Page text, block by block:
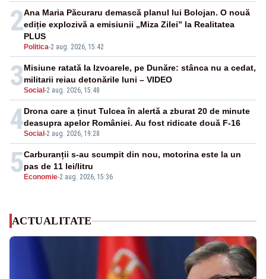
2
Politica-2 aug. 2026, 15:42
Ana Maria Păcuraru demască planul lui Bolojan. O nouă
ediție explozivă a emisiunii „Miza Zilei” la Realitatea
PLUS
3Social -2 aug. 2026, 15:48
Misiune ratată la Izvoarele, pe Dunăre: stânca nu a cedat,
militarii reiau detonările luni – VIDEO
4Social -2 aug. 2026, 19:28
Drona care a ținut Tulcea în alertă a zburat 20 de minute
deasupra apelor României. Au fost ridicate două F-16
5 Economie-2 aug. 2026, 15:36
Carburanții s-au scumpit din nou, motorina este la un
pas de 11 lei/litru
ACTUALITATE